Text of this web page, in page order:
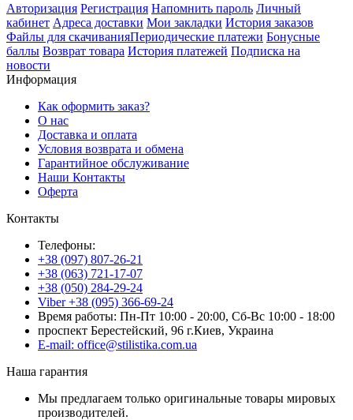
Авторизация Регистрация Напомнить пароль Личный
кабинет Адреса доставки Мои закладки История заказов
Файлы для скачиванияПериодические платежи Бонусные
баллы Возврат товара История платежей Подписка на
новости
Информация
Как оформить заказ?
О нас
Доставка и оплата
Условия возврата и обмена
Гарантийное обслуживание
Наши Контакты
Оферта
Контакты
Телефоны:
+38 (097) 807-26-21
+38 (063) 721-17-07
+38 (050) 284-29-24
Viber +38 (095) 366-69-24
Время работы: Пн-Пт 10:00 - 20:00, Сб-Вс 10:00 - 18:00
проспект Берестейский, 96 г.Киев, Украина
E-mail: office@stilistika.com.ua
Наша гарантия
Мы предлагаем только оригинальные товары мировых
производителей.